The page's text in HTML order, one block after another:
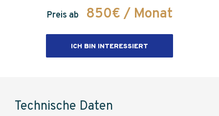
Preis ab 850€ / Monat
ICH BIN INTERESSIERT
Technische Daten